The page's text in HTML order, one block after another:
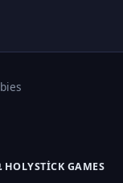
HOLYSTICK GAMES